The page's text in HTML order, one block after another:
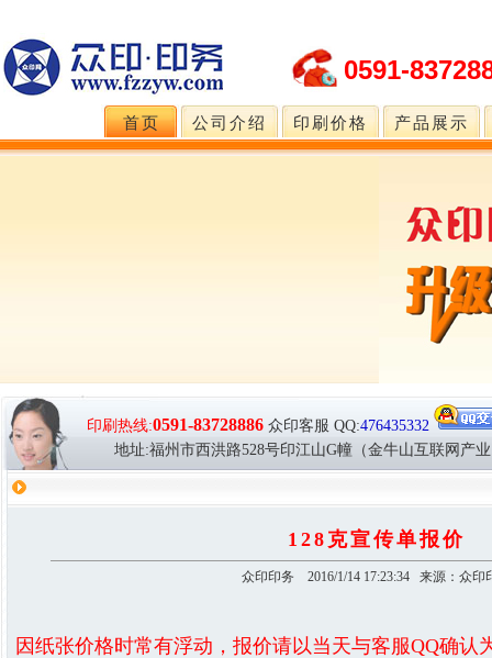
0591-
首页 公司介绍 印刷价格 产品展示
印刷热线:0591-83728886众印客服 QQ:476435332
地址:福州市西洪路528号印江山G幢（金牛山互联网产
128克宣传单报价
众印印务 2016/1/14 17:23:34 来源：众印
因纸张价格时常有浮动，报价请以当天与客服QQ确认